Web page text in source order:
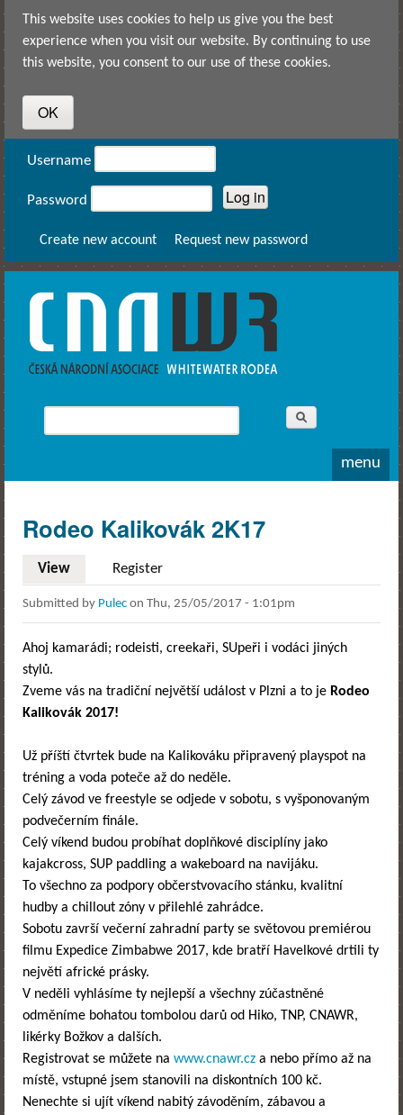
Skip to main content
This website uses cookies to help us give you the best
experience when you visit our website. By continuing to use
this website, you consent to our use of these cookies.
User login
Username
Password
Create new account Request new password
CNAWR -
National
Asociation
Whitewater
Rodeo
Search form
menu
Rodeo Kalikovák 2K17
View (active tab)
Register
Submitted by Pulec on Thu, 25/05/2017 - 1:01pm
Ahoj kamarádi; rodeisti, creekaři, SUpeři i vodáci jiných
stylů.
Zveme vás na tradiční největší událost v Plzni a to je Rodeo
Kalikovák 2017!
Už příští čtvrtek bude na Kalikováku připravený playspot na
tréning a voda poteče až do neděle.
Celý závod ve freestyle se odjede v sobotu, s vyšponovaným
podvečerním finále.
Celý víkend budou probíhat doplňkové disciplíny jako
kajakcross, SUP paddling a wakeboard na navijáku.
To všechno za podpory občerstvovacího stánku, kvalitní
hudby a chillout zóny v přilehlé zahrádce.
Sobotu završí večerní zahradní party se světovou premiérou
filmu Expedice Zimbabwe 2017, kde bratří Havelkové drtili ty
největí africké prásky.
V neděli vyhlásíme ty nejlepší a všechny zúčastněné
odměníme bohatou tombolou darů od Hiko, TNP, CNAWR,
likérky Božkov a dalších.
Registrovat se můžete na www.cnawr.cz a nebo přímo až na
místě, vstupné jsem stanovili na diskontních 100 kč.
Nenechte si ujít víkend nabitý závoděním, zábavou a